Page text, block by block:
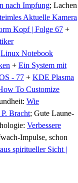
nach Impfung; Lachen
Aktuelle Kamera
Kopf | Folge 67 +
Linux Notebook
+ Ein System mit
- 77 + KDE Plasma
To Customize
Wie
Bracht; Gute Laune-
Verbessere
Impulse, schon
spiritueller Sicht |